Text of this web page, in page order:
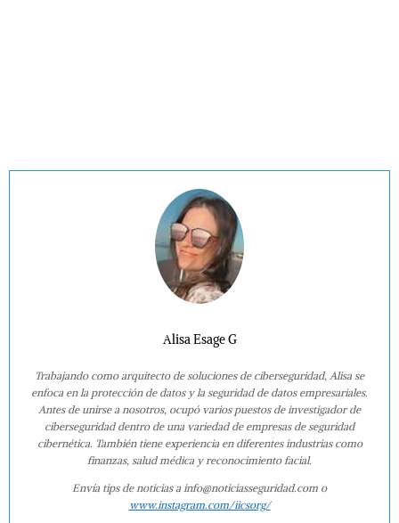
Alisa Esage G
Trabajando como arquitecto de soluciones de ciberseguridad, Alisa se
enfoca en la protección de datos y la seguridad de datos empresariales.
Antes de unirse a nosotros, ocupó varios puestos de investigador de
ciberseguridad dentro de una variedad de empresas de seguridad
cibernética. También tiene experiencia en diferentes industrias como
finanzas, salud médica y reconocimiento facial.
Envía tips de noticias a info@noticiasseguridad.com o
www.instagram.com/iicsorg/